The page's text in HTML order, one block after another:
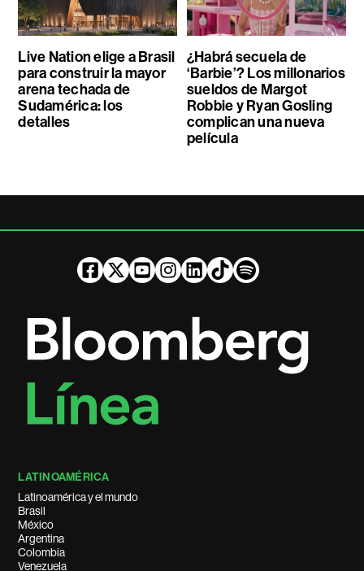
Live Nation elige a Brasil
para construir la mayor
arena techada de
Sudamérica: los
detalles
¿Habrá secuela de
‘Barbie’? Los millonarios
sueldos de Margot
Robbie y Ryan Gosling
complican una nueva
película
LATINOAMÉRICA
Latinoamérica y el mundo
Brasil
México
Argentina
Colombia
Venezuela